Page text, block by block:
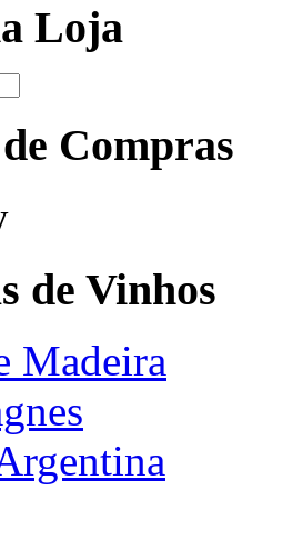
Loja
Compras
de Vinhos
Madeira